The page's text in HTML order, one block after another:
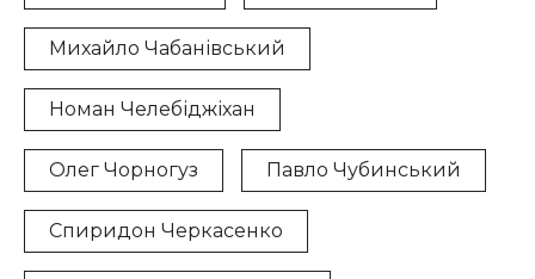
Михайло Чабанівський
Номан Челебіджіхан
Олег Чорногуз Павло Чубинський
Спиридон Черкасенко